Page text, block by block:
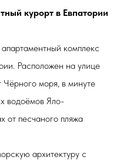
курорт в Евпатории
комплекс
Расположен на улице
моря, в минуте
водоёмов Яло-
от песчаного пляжа
архитектуру с